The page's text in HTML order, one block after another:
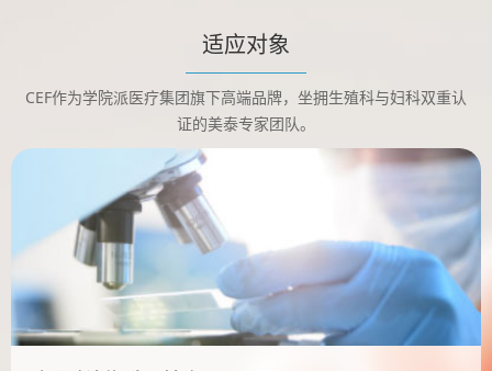
适应对象
CEF作为学院派医疗集团旗下高端品牌，坐拥生殖科与妇科双重认
证的美泰专家团队。